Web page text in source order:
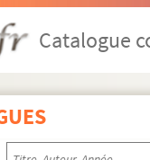
Catalogue